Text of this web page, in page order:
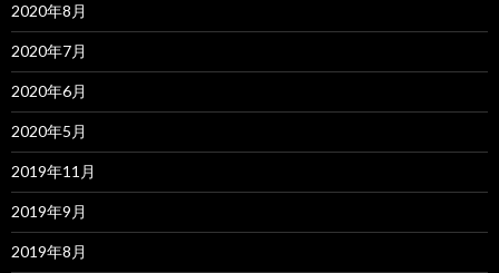
2020年8月
2020年7月
2020年6月
2020年5月
2019年11月
2019年9月
2019年8月